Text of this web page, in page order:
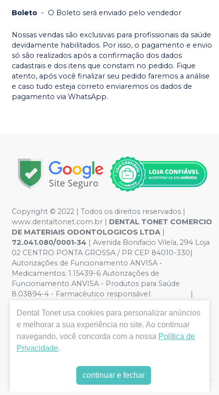
Boleto - O Boleto será enviado pelo vendedor
Nossas vendas são exclusivas para profissionais da saúde
devidamente habilitados. Por isso, o pagamento e envio
só são realizados após a confirmação dos dados
cadastrais e dos itens que constam no pedido. Fique
atento, após você finalizar seu pedido faremos a análise
e caso tudo esteja correto enviaremos os dados de
pagamento via WhatsApp.
Copyright © 2022 | Todos os direitos reservados |
www.dentaltonet.com.br | DENTAL TONET COMERCIO
DE MATERIAIS ODONTOLOGICOS LTDA
72.041.080/0001-34 | Avenida Bonifacio Vilela, 294 Loja
02 CENTRO PONTA GROSSA / PR CEP 84010-330|
Autorizações de Funcionamento ANVISA -
Medicamentos: 1.15439-6 Autorizações de
Funcionamento ANVISA - Produtos para Saúde
8.03894-4 - Farmacêutico responsável: |
ilustrativas - Os preços e condições da loja virtual estão
sujeitos a alterações. Em caso de divergência de preços
no site, o valor válido é o do Carrinho de Compra. Não
vendemos por atacado, por isso nos reservamos o
Dental Tonet usa cookies para personalizar anúncios
e melhorar a sua experiência no site. Ao continuar
navegando, você concorda com a nossa Política de
Privacidade.
continuar e fechar